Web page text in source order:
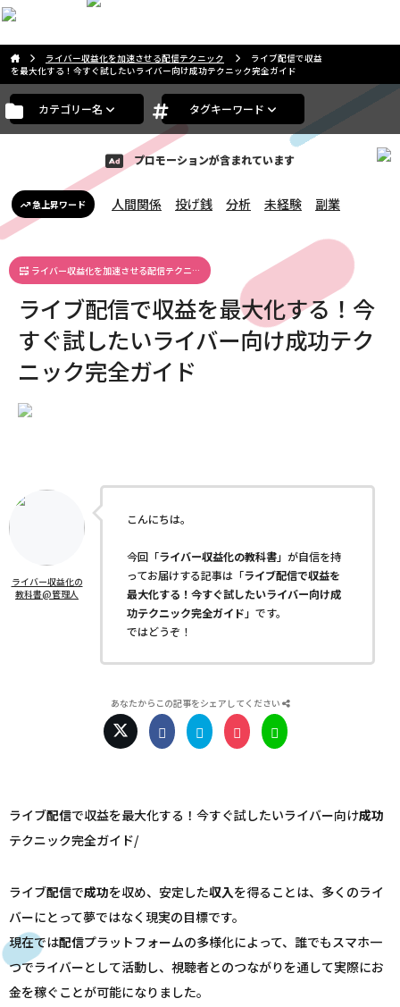
ライバー収益化を加速させる配信テクニック
ライブ配信で収益
を最大化する！今すぐ試したいライバー向け成功テクニック完全ガイド
カテゴリー名 タグキーワード
プロモーションが含まれています
急上昇ワード 人間関係 投げ銭 分析 未経験 副業
ライバー収益化を加速させる配信テクニ…
ライブ配信で収益を最大化する！今
すぐ試したいライバー向け成功テク
ニック完全ガイド
ライバー収益化の
教科書@管理人
こんにちは。
今回「ライバー収益化の教科書」が自信を持
ってお届けする記事は「ライブ配信で収益を
最大化する！今すぐ試したいライバー向け成
功テクニック完全ガイド 」です。
ではどうぞ！
あなたからこの記事をシェアしてください
ライブ配信で収益を最大化する！今すぐ試したいライバー向け成功
テクニック完全ガイド/
ライブ配信で成功を収め、安定した収入を得ることは、多くのライ
バーにとって夢ではなく現実の目標です。
現在では配信プラットフォームの多様化によって、誰でもスマホ一
つでライバーとして活動し、視聴者とのつながりを通して実際にお
金を稼ぐことが可能になりました。